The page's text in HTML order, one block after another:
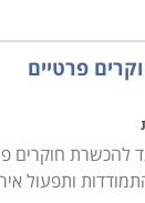
לעסוק
.
ומיון
עם זאת, אדם
פרטיים
להכשרת חוקרים
ותפעול